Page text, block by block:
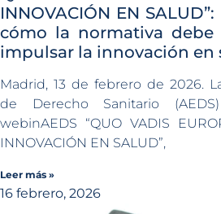
INNOVACIÓN EN
cómo la normativa debe
impulsar la innovación en
Madrid, 13 de febrero de 2026.
de Derecho Sanitario
webinAEDS “QUO VADIS
INNOVACIÓN EN SALUD”,
Leer más »
16 febrero, 2026